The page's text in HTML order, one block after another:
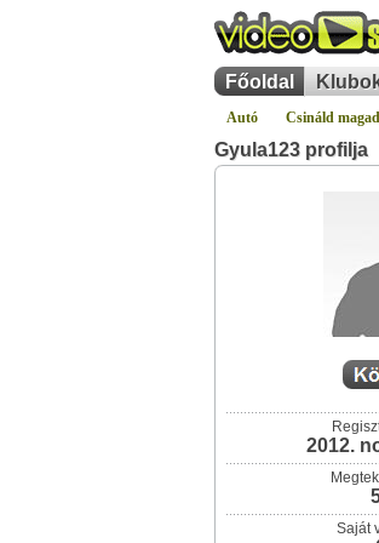
Főoldal
Autó Csináld magad
Gyula123 profilja
2012.
Saját